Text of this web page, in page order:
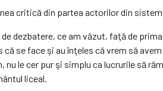
critică din partea actorilor din
de dezbatere, ce am văzut, faţă de
că se face şi au înţeles că vrem să
nu le cer pur şi simplu ca lucrurile să
liceal.